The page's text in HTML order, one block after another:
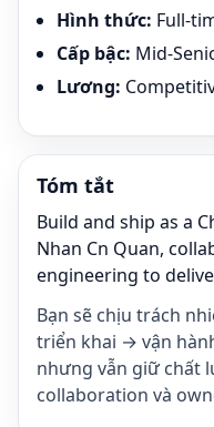
Hình thức: Full-
Cấp bậc: Mid-
Lương:
Tóm tắt
Build and ship as a
Nhan Cn Quan,
engineering to
Bạn sẽ chịu trách
triển khai → vận
nhưng vẫn giữ chất
collaboration và